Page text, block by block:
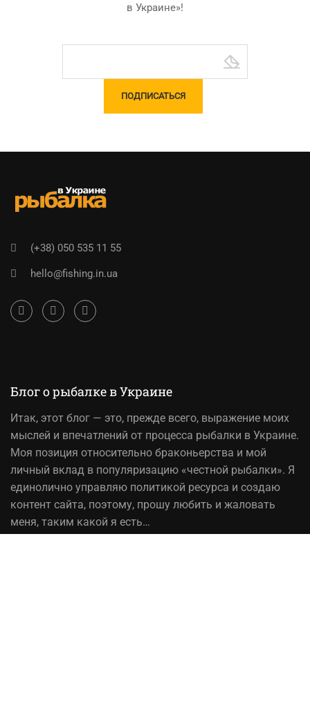
в Украине»!
(+38) 050 535 11 55
hello@fishing.in.ua
Блог о рыбалке в Украине
Итак, этот блог — это, прежде всего, выражение моих
мыслей и впечатлений от процесса рыбалки в Украине.
Моя позиция относительно браконьерства и мой
личный вклад в популяризацию «честной рыбалки». Я
единолично управляю политикой ресурса и создаю
контент сайта, поэтому, прошу любить и жаловать
меня, таким какой я есть…